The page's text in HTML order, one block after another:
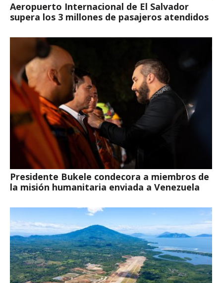
Aeropuerto Internacional de El Salvador
supera los 3 millones de pasajeros atendidos
Presidente Bukele condecora a miembros de
la misión humanitaria enviada a Venezuela